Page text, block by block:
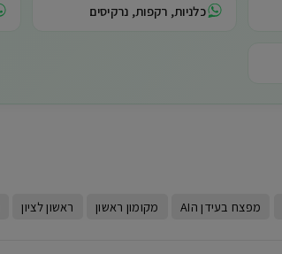
כלניות, רקפות, נרקיסים
מפצח בעידן הAI מקומון ראשון ראשון לציון